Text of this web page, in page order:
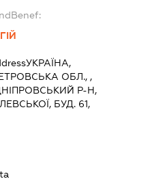
УКРАЇНА,
ОБЛ., ,
Р-Н,
БУД. 61,